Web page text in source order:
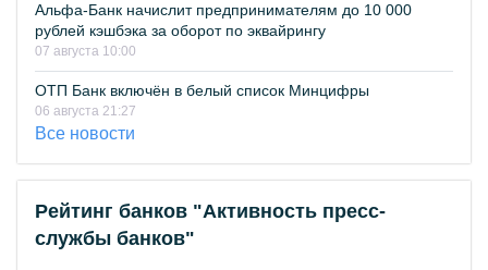
Альфа-Банк начислит предпринимателям до 10 000
рублей кэшбэка за оборот по эквайрингу
07 августа 10:00
ОТП Банк включён в белый список Минцифры
06 августа 21:27
Все новости
Рейтинг банков "Активность пресс-
службы банков"